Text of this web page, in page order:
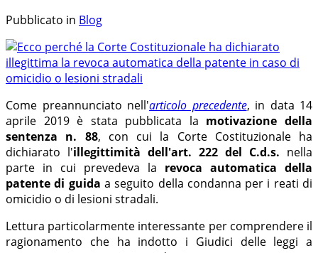
Pubblicato in Blog
Come preannunciato nell'articolo precedente, in data 14
aprile 2019 è stata pubblicata la motivazione della
sentenza n. 88, con cui la Corte Costituzionale ha
dichiarato l'illegittimità dell'art. 222 del C.d.s. nella
parte in cui prevedeva la revoca automatica della
patente di guida a seguito della condanna per i reati di
omicidio o di lesioni stradali.
Lettura particolarmente interessante per comprendere il
ragionamento che ha indotto i Giudici delle leggi a